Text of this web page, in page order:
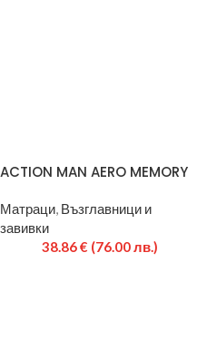
ACTION MAN AERO MEMORY
Матраци, Възглавници и
завивки
38.86€ (76.00 лв.)